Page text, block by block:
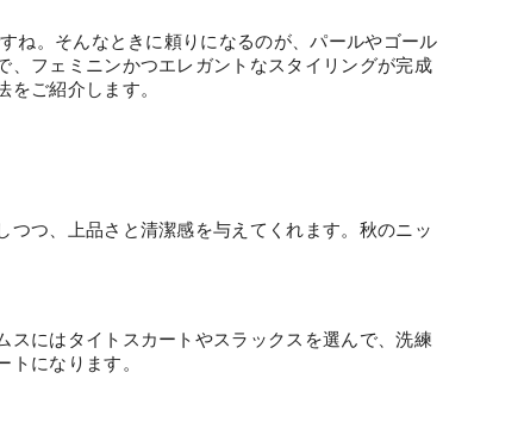
ね。そんなときに頼りになるのが、パールやゴール
、フェミニンかつエレガントなスタイリングが完成
ご紹介します。
つ、上品さと清潔感を与えてくれます。秋のニッ
にはタイトスカートやスラックスを選んで、洗練
になります。